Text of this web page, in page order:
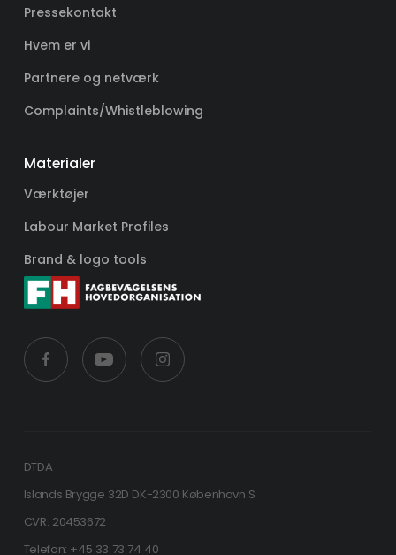
Pressekontakt
Hvem er vi
Partnere og netværk
Complaints/Whistleblowing
Materialer
Værktøjer
Labour Market Profiles
Brand & logo tools
DTDA
Islands Brygge 32D DK-2300 København S
CVR: 20453672
Telefon: +45 33 73 74 40